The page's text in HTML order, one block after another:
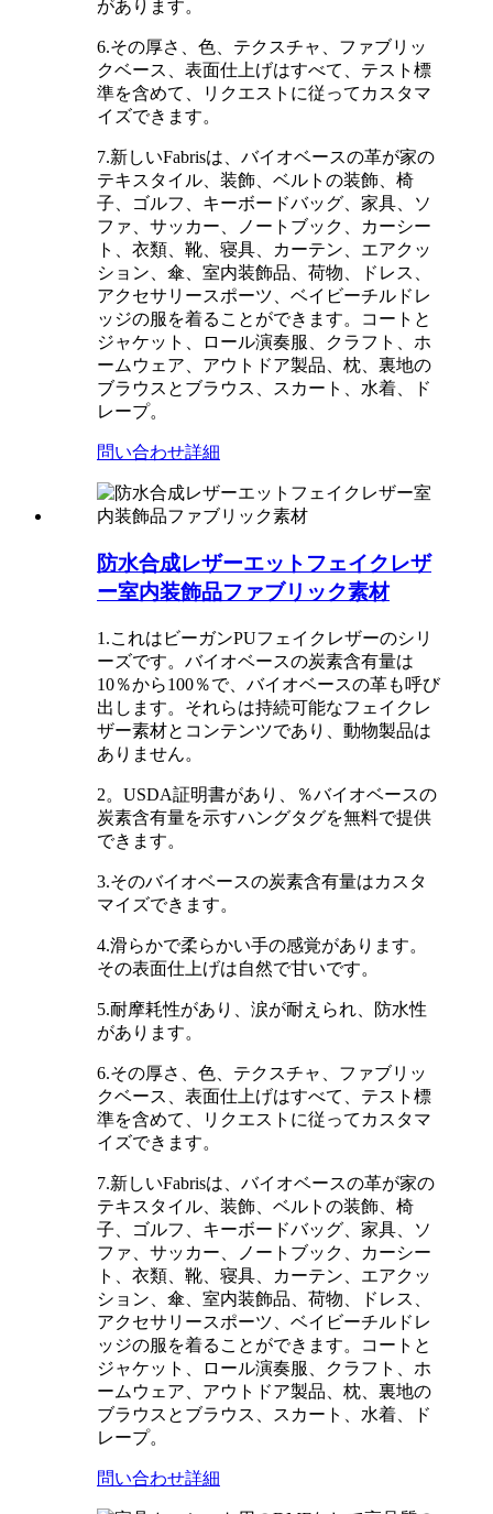
があります。
6.その厚さ、色、テクスチャ、ファブリッ
クベース、表面仕上げはすべて、テスト標
準を含めて、リクエストに従ってカスタマ
イズできます。
7.新しいFabrisは、バイオベースの革が家の
テキスタイル、装飾、ベルトの装飾、椅
子、ゴルフ、キーボードバッグ、家具、ソ
ファ、サッカー、ノートブック、カーシー
ト、衣類、靴、寝具、カーテン、エアクッ
ション、傘、室内装飾品、荷物、ドレス、
アクセサリースポーツ、ベイビーチルドレ
ッジの服を着ることができます。コートと
ジャケット、ロール演奏服、クラフト、ホ
ームウェア、アウトドア製品、枕、裏地の
ブラウスとブラウス、スカート、水着、ド
レープ。
問い合わせ詳細
防水合成レザーエットフェイクレザ
ー室内装飾品ファブリック素材
1.これはビーガンPUフェイクレザーのシリ
ーズです。バイオベースの炭素含有量は
10％から100％で、バイオベースの革も呼び
出します。それらは持続可能なフェイクレ
ザー素材とコンテンツであり、動物製品は
ありません。
2。USDA証明書があり、％バイオベースの
炭素含有量を示すハングタグを無料で提供
できます。
3.そのバイオベースの炭素含有量はカスタ
マイズできます。
4.滑らかで柔らかい手の感覚があります。
その表面仕上げは自然で甘いです。
5.耐摩耗性があり、涙が耐えられ、防水性
があります。
6.その厚さ、色、テクスチャ、ファブリッ
クベース、表面仕上げはすべて、テスト標
準を含めて、リクエストに従ってカスタマ
イズできます。
7.新しいFabrisは、バイオベースの革が家の
テキスタイル、装飾、ベルトの装飾、椅
子、ゴルフ、キーボードバッグ、家具、ソ
ファ、サッカー、ノートブック、カーシー
ト、衣類、靴、寝具、カーテン、エアクッ
ション、傘、室内装飾品、荷物、ドレス、
アクセサリースポーツ、ベイビーチルドレ
ッジの服を着ることができます。コートと
ジャケット、ロール演奏服、クラフト、ホ
ームウェア、アウトドア製品、枕、裏地の
ブラウスとブラウス、スカート、水着、ド
レープ。
問い合わせ詳細